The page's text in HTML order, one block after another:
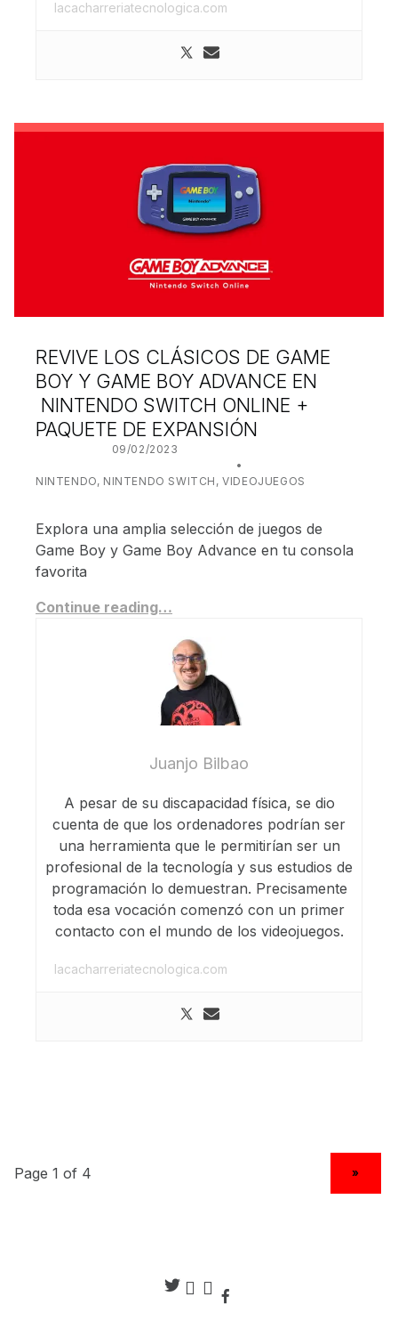
lacacharreriatecnologica.com
REVIVE LOS CLÁSICOS DE GAME
BOY Y GAME BOY ADVANCE EN
NINTENDO SWITCH ONLINE +
PAQUETE DE EXPANSIÓN
09/02/2023
NINTENDO, NINTENDO SWITCH ,VIDEOJUEGOS
Explora una amplia selección de juegos de
Game Boy y Game Boy Advance en tu consola
favorita
Continue reading…
Juanjo Bilbao
A pesar de su discapacidad física, se dio
cuenta de que los ordenadores podrían ser
una herramienta que le permitirían ser un
profesional de la tecnología y sus estudios de
programación lo demuestran. Precisamente
toda esa vocación comenzó con un primer
contacto con el mundo de los videojuegos.
lacacharreriatecnologica.com
NEXT PAGE
»